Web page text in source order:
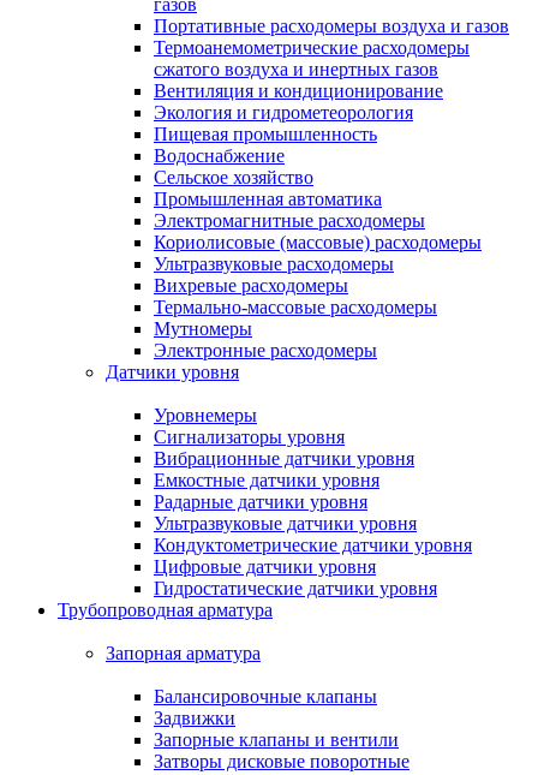
газов
Портативные расходомеры воздуха и газов
Термоанемометрические расходомеры
сжатого воздуха и инертных газов
Вентиляция и кондиционирование
Экология и гидрометеорология
Пищевая промышленность
Водоснабжение
Сельское хозяйство
Промышленная автоматика
Электромагнитные расходомеры
Кориолисовые (массовые) расходомеры
Ультразвуковые расходомеры
Вихревые расходомеры
Термально-массовые расходомеры
Мутномеры
Электронные расходомеры
Датчики уровня
Уровнемеры
Сигнализаторы уровня
Вибрационные датчики уровня
Емкостные датчики уровня
Радарные датчики уровня
Ультразвуковые датчики уровня
Кондуктометрические датчики уровня
Цифровые датчики уровня
Гидростатические датчики уровня
Трубопроводная арматура
Запорная арматура
Балансировочные клапаны
Задвижки
Запорные клапаны и вентили
Затворы дисковые поворотные